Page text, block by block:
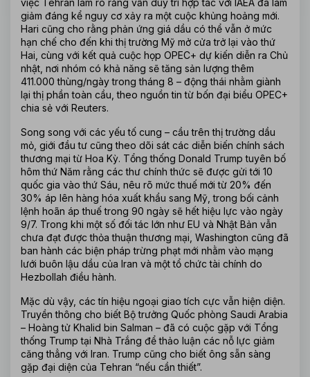
giảm đáng kể nguy cơ xảy ra một cuộc khủng hoảng mới.
Hari cũng cho rằng phản ứng giá dầu có thể vẫn ở mức
hạn chế cho đến khi thị trường Mỹ mở cửa trở lại vào thứ
Hai, cùng với kết quả cuộc họp OPEC+ dự kiến diễn ra Chủ
nhật, nơi nhóm có khả năng sẽ tăng sản lượng thêm
411.000 thùng/ngày trong tháng 8 – động thái nhằm giành
lại thị phần toàn cầu, theo nguồn tin từ bốn đại biểu OPEC+
chia sẻ với Reuters.
Song song với các yếu tố cung – cầu trên thị trường dầu
mỏ, giới đầu tư cũng theo dõi sát các diễn biến chính sách
thương mại từ Hoa Kỳ. Tổng thống Donald Trump tuyên bố
hôm thứ Năm rằng các thư chính thức sẽ được gửi tới 10
quốc gia vào thứ Sáu, nêu rõ mức thuế mới từ 20% đến
30% áp lên hàng hóa xuất khẩu sang Mỹ, trong bối cảnh
lệnh hoãn áp thuế trong 90 ngày sẽ hết hiệu lực vào ngày
9/7. Trong khi một số đối tác lớn như EU và Nhật Bản vẫn
chưa đạt được thỏa thuận thương mại, Washington cũng đã
ban hành các biện pháp trừng phạt mới nhằm vào mạng
lưới buôn lậu dầu của Iran và một tổ chức tài chính do
Hezbollah điều hành.
Mặc dù vậy, các tín hiệu ngoại giao tích cực vẫn hiện diện.
Truyền thông cho biết Bộ trưởng Quốc phòng Saudi Arabia
– Hoàng tử Khalid bin Salman – đã có cuộc gặp với Tổng
thống Trump tại Nhà Trắng để thảo luận các nỗ lực giảm
căng thẳng với Iran. Trump cũng cho biết ông sẵn sàng
gặp đại diện của Tehran “nếu cần thiết”.